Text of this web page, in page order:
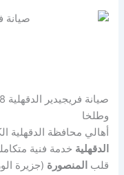
وطلخا
أهالي محافظة الدقهلية
الدقهلية خدمة فنية
قلب المنصورة (جزيرة